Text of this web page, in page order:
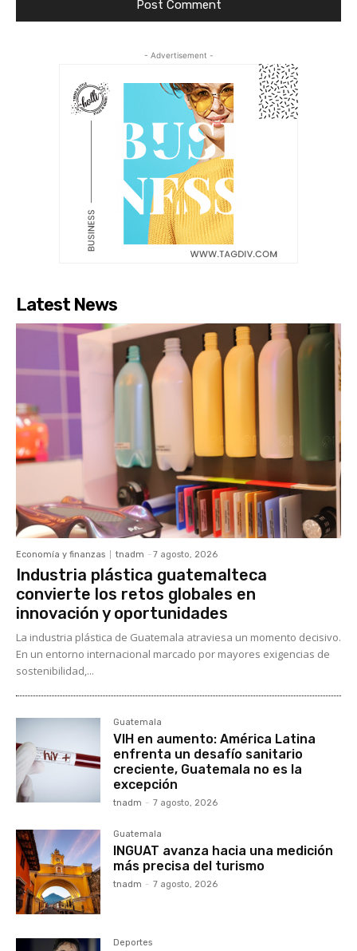
- Advertisement -
Latest News
Economía y finanzas tnadm - 7 agosto, 2026
Industria plástica guatemalteca
convierte los retos globales en
innovación y oportunidades
La industria plástica de Guatemala atraviesa un momento decisivo.
En un entorno internacional marcado por mayores exigencias de
sostenibilidad,...
Guatemala
VIH en aumento: América Latina
enfrenta un desafío sanitario
creciente, Guatemala no es la
excepción
tnadm - 7 agosto, 2026
Guatemala
INGUAT avanza hacia una medición
más precisa del turismo
tnadm - 7 agosto, 2026
Deportes